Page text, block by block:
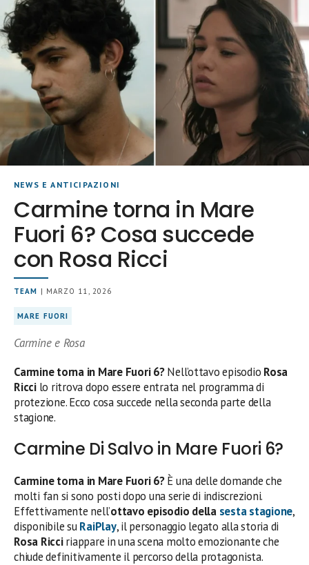
NEWS E ANTICIPAZIONI
Carmine torna in Mare
Fuori 6? Cosa succede
con Rosa Ricci
TEAM | MARZO 11, 2026
MARE FUORI
Carmine e Rosa
Carmine torna in Mare Fuori 6?Nell’ottavo episodio Rosa
Ricci lo ritrova dopo essere entrata nel programma di
protezione. Ecco cosa succede nella seconda parte della
stagione.
Carmine Di Salvo in Mare Fuori 6?
Carmine torna in Mare Fuori 6?È una delle domande che
molti fan si sono posti dopo una serie di indiscrezioni.
Effettivamente nell’ottavo episodio della sesta stagione,
disponibile suRaiPlay, il personaggio legato alla storia di
Rosa Ricciriappare in una scena molto emozionante che
chiude definitivamente il percorso della protagonista.